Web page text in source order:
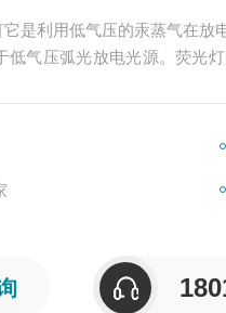
是利用低气压的汞蒸气在
低气压弧光放电光源。荧光